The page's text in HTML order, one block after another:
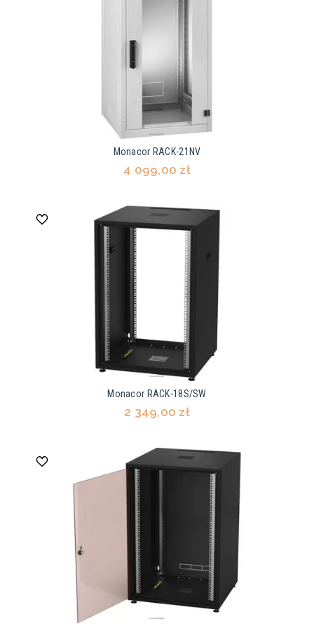
Monacor RACK-21NV
4 099,00 zł
Monacor RACK-18S/SW
2 349,00 zł